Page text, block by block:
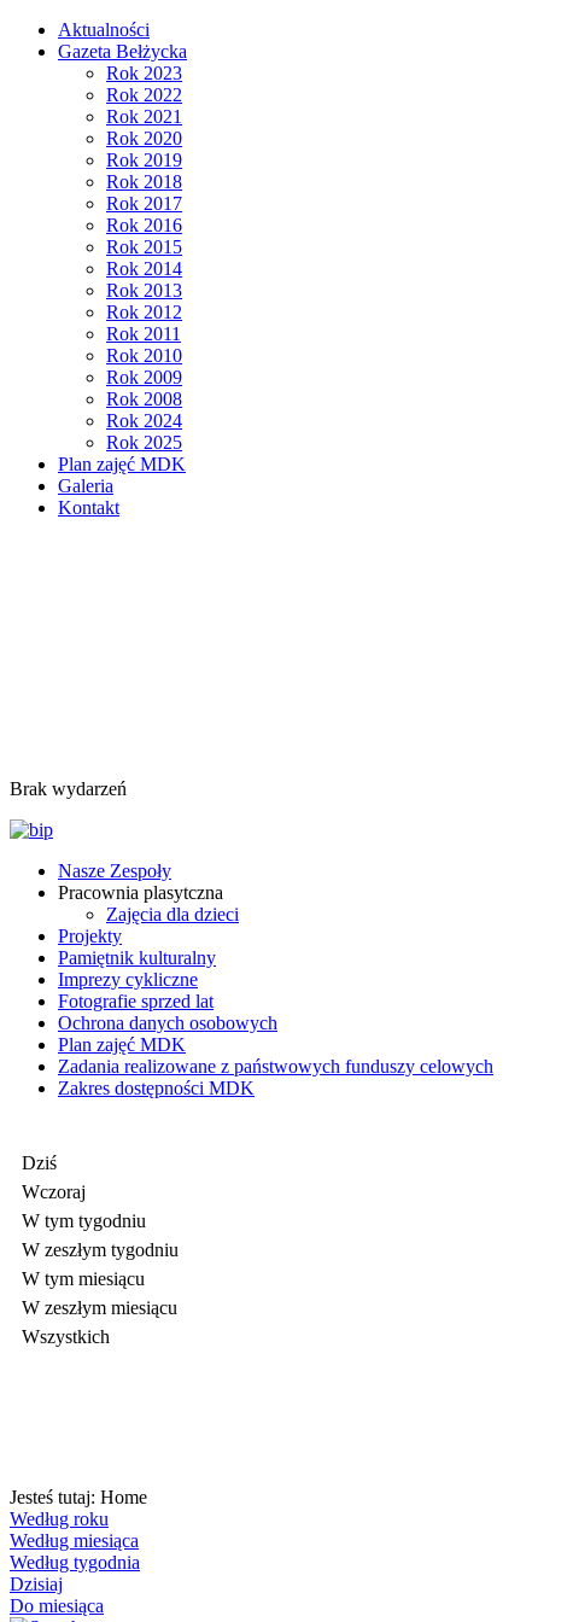
Aktualności
Gazeta Bełżycka
Rok 2023
Rok 2022
Rok 2021
Rok 2020
Rok 2019
Rok 2018
Rok 2017
Rok 2016
Rok 2015
Rok 2014
Rok 2013
Rok 2012
Rok 2011
Rok 2010
Rok 2009
Rok 2008
Rok 2024
Rok 2025
Plan zajęć MDK
Galeria
Kontakt
Brak wydarzeń
Nasze Zespoły
Pracownia plasytczna
Zajęcia dla dzieci
Projekty
Pamiętnik kulturalny
Imprezy cykliczne
Fotografie sprzed lat
Ochrona danych osobowych
Plan zajęć MDK
Zadania realizowane z państwowych funduszy celowych
Zakres dostępności MDK
Dziś
Wczoraj
W tym tygodniu
W zeszłym tygodniu
W tym miesiącu
W zeszłym miesiącu
Wszystkich
Jesteś tutaj: Home
Według roku
Według miesiąca
Według tygodnia
Dzisiaj
Do miesiąca